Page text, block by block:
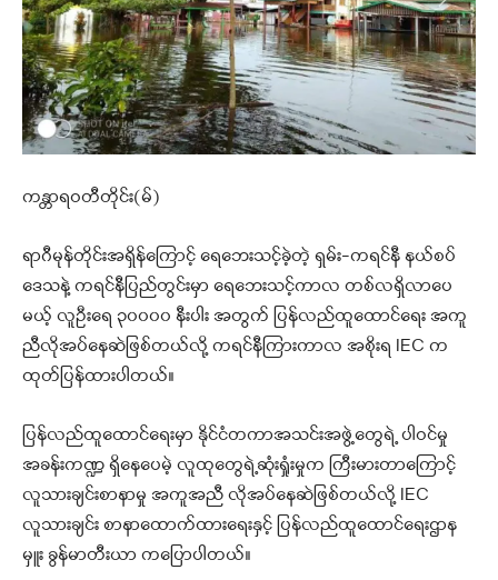
ကန္တာရဝတီတိုင်း(မ်)
ရာဂီမုန်တိုင်းအရှိန်ကြောင့် ရေဘေးသင့်ခဲ့တဲ့ ရှမ်း-ကရင်နီ နယ်စပ်
ဒေသနဲ့ ကရင်နီပြည်တွင်းမှာ ရေဘေးသင့်ကာလ တစ်လရှိလာပေ
မယ့် လူဦးရေ ၃၀၀၀၀ နီးပါး အတွက် ပြန်လည်ထူထောင်ရေး အကူ
ညီလိုအပ်နေဆဲဖြစ်တယ်လို့ ကရင်နီကြားကာလ အစိုးရ IEC က
ထုတ်ပြန်ထားပါတယ်။
ပြန်လည်ထူထောင်ရေးမှာ နိုင်ငံတကာအသင်းအဖွဲ့တွေရဲ့ ပါဝင်မှု
အခန်းကဏ္ဍ ရှိနေပေမဲ့ လူထုတွေရဲ့ဆုံးရှုံးမှုက ကြီးမားတာကြောင့်
လူသားချင်းစာနာမှု အကူအညီ လိုအပ်နေဆဲဖြစ်တယ်လို့ IEC
လူသားချင်း စာနာထောက်ထားရေးနှင့် ပြန်လည်ထူထောင်ရေးဌာန
မှူး ခွန်မာတီးယာ ကပြောပါတယ်။